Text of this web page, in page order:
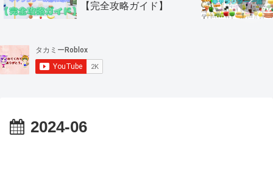
【完全攻略ガイド】
2024-06